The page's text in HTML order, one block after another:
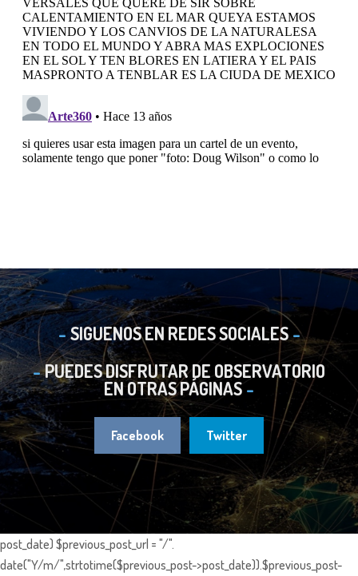
SIGUENOS EN REDES SOCIALES
PUEDES DISFRUTAR DE OBSERVATORIO
EN OTRAS PÁGINAS
Facebook Twitter
post_date) $previous_post_url = "/".
date("Y/m/",strtotime($previous_post->post_date)).$previous_post-